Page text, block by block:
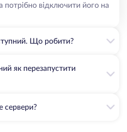
потрібно відключити його на
Що робити?
як перезапустити
сервери?